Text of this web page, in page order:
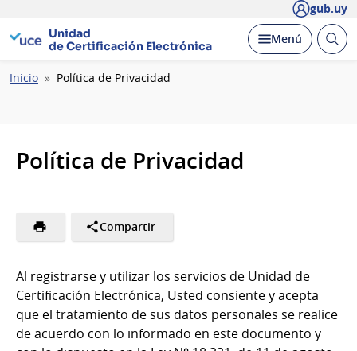
gub.uy
Unidad
de Certificación Electrónica
Desplegar
Menú Abrir
Ruta
Inicio Política de Privacidad
Política de Privacidad
Compartir
Al registrarse y utilizar los servicios de Unidad de
Certificación Electrónica, Usted consiente y acepta
que el tratamiento de sus datos personales se realice
de acuerdo con lo informado en este documento y